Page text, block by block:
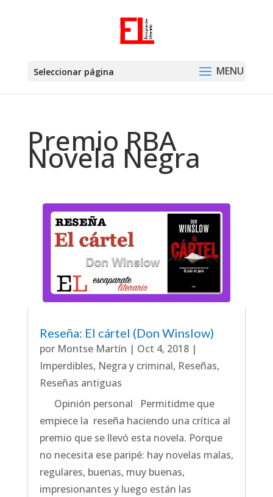
Seleccionar página
Premio RBA
Novela Negra
Reseña: El cártel (Don Winslow)
por Montse Martín | Oct 4, 2018|
Imperdibles, Negra y criminal, Reseñas,
Reseñas antiguas
Opinión personal Permitidme que
empiece la reseña haciendo una crítica al
premio que se llevó esta novela. Porque
no necesita ese paripé: hay novelas malas,
regulares, buenas, muy buenas,
impresionantes y luego están las